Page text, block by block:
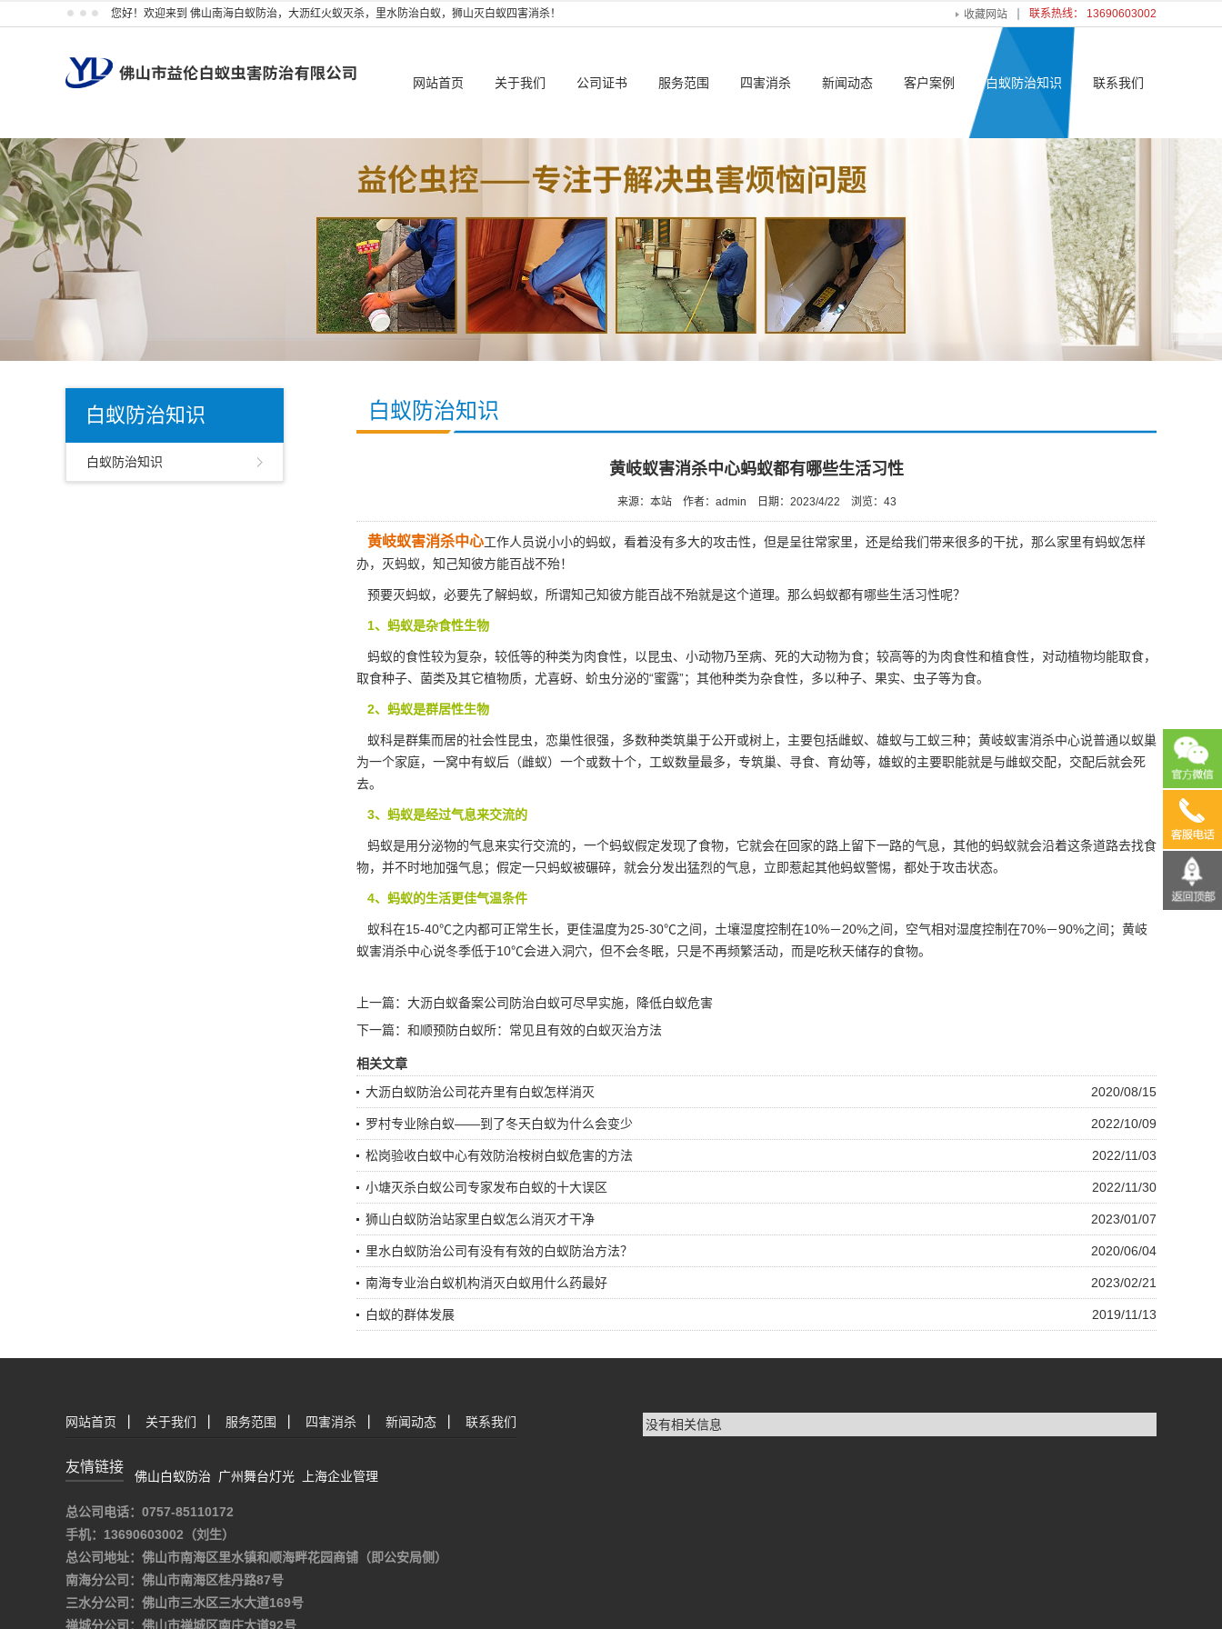
您好！欢迎来到 佛山南海白蚁防治，大沥红火蚁灭杀，里水防治白蚁，狮山灭白蚁四害消杀！ 收藏网站 联系热线： 13690603002
网站首页 关于我们 公司证书 服务范围 四害消杀 新闻动态 客户案例 白蚁防治知识 联系我们
白蚁防治知识
白蚁防治知识
白蚁防治知识
黄岐蚁害消杀中心蚂蚁都有哪些生活习性
来源：本站 作者：admin 日期：2023/4/22 浏览： 43
黄岐蚁害消杀中心工作人员说小小的蚂蚁，看着没有多大的攻击性，但是呈往常家里，还是给我们带来很多的干扰，那么家里有蚂蚁怎样
办，灭蚂蚁，知己知彼方能百战不殆！
预要灭蚂蚁，必要先了解蚂蚁，所谓知己知彼方能百战不殆就是这个道理。那么蚂蚁都有哪些生活习性呢？
1、蚂蚁是杂食性生物
蚂蚁的食性较为复杂，较低等的种类为肉食性，以昆虫、小动物乃至病、死的大动物为食；较高等的为肉食性和植食性，对动植物均能取食，
取食种子、菌类及其它植物质，尤喜蚜、蚧虫分泌的“蜜露”；其他种类为杂食性，多以种子、果实、虫子等为食。
2、蚂蚁是群居性生物
蚁科是群集而居的社会性昆虫，恋巢性很强，多数种类筑巢于公开或树上，主要包括雌蚁、雄蚁与工蚁三种；黄岐蚁害消杀中心说普通以蚁巢
为一个家庭，一窝中有蚁后（雌蚁）一个或数十个，工蚁数量最多，专筑巢、寻食、育幼等，雄蚁的主要职能就是与雌蚁交配，交配后就会死
去。
3、蚂蚁是经过气息来交流的
蚂蚁是用分泌物的气息来实行交流的，一个蚂蚁假定发现了食物，它就会在回家的路上留下一路的气息，其他的蚂蚁就会沿着这条道路去找食
物，并不时地加强气息；假定一只蚂蚁被碾碎，就会分发出猛烈的气息，立即惹起其他蚂蚁警惕，都处于攻击状态。
4、蚂蚁的生活更佳气温条件
蚁科在15-40℃之内都可正常生长，更佳温度为25-30℃之间，土壤湿度控制在10%－20%之间，空气相对湿度控制在70%－90%之间；黄岐
蚁害消杀中心说冬季低于10℃会进入洞穴，但不会冬眠，只是不再频繁活动，而是吃秋天储存的食物。
上一篇： 大沥白蚁备案公司防治白蚁可尽早实施，降低白蚁危害
下一篇： 和顺预防白蚁所：常见且有效的白蚁灭治方法
相关文章
2020/08/15
大沥白蚁防治公司花卉里有白蚁怎样消灭
2022/10/09
罗村专业除白蚁——到了冬天白蚁为什么会变少
2022/11/03
松岗验收白蚁中心有效防治桉树白蚁危害的方法
2022/11/30
小塘灭杀白蚁公司专家发布白蚁的十大误区
2023/01/07
狮山白蚁防治站家里白蚁怎么消灭才干净
2020/06/04
里水白蚁防治公司有没有有效的白蚁防治方法？
2023/02/21
南海专业治白蚁机构消灭白蚁用什么药最好
2019/11/13
白蚁的群体发展
网站首页 关于我们 服务范围 四害消杀 新闻动态 联系我们
友情链接
佛山白蚁防治 广州舞台灯光 上海企业管理
总公司电话：0757-85110172
手机：13690603002（刘生）
总公司地址：佛山市南海区里水镇和顺海畔花园商铺（即公安局侧）
南海分公司：佛山市南海区桂丹路87号
三水分公司：佛山市三水区三水大道169号
禅城分公司：佛山市禅城区南庄大道92号
没有相关信息